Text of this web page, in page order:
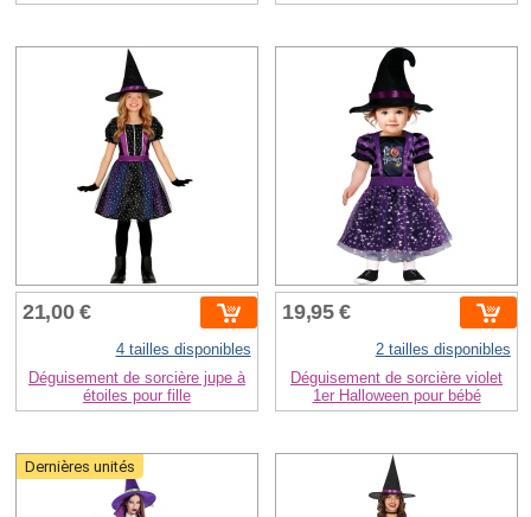
21,00 €
4 tailles disponibles
Déguisement de sorcière jupe à
étoiles pour fille
19,95 €
2 tailles disponibles
Déguisement de sorcière violet
1er Halloween pour bébé
Dernières unités